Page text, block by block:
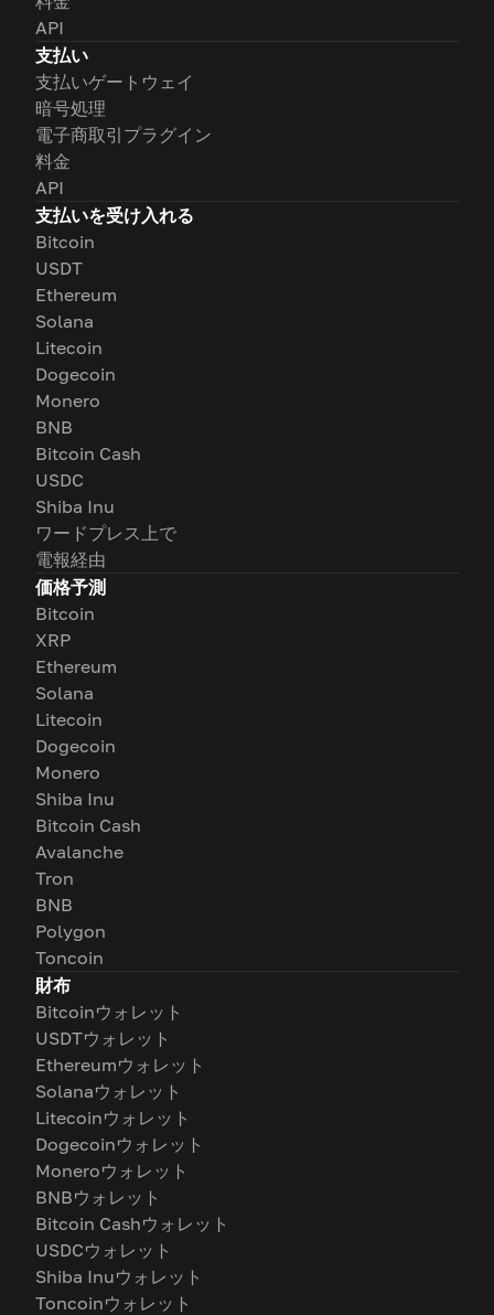
API
支払い
支払いゲートウェイ
暗号処理
電子商取引プラグイン
料金
API
支払いを受け入れる
Bitcoin
USDT
Ethereum
Solana
Litecoin
Dogecoin
Monero
BNB
Bitcoin Cash
USDC
Shiba Inu
ワードプレス上で
電報経由
価格予測
Bitcoin
XRP
Ethereum
Solana
Litecoin
Dogecoin
Monero
Shiba Inu
Bitcoin Cash
Avalanche
Tron
BNB
Polygon
Toncoin
財布
Bitcoinウォレット
USDTウォレット
Ethereumウォレット
Solanaウォレット
Litecoinウォレット
Dogecoinウォレット
Moneroウォレット
BNBウォレット
Bitcoin Cashウォレット
USDCウォレット
Shiba Inuウォレット
Toncoinウォレット